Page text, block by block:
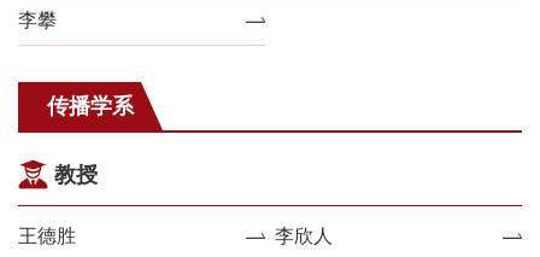
李攀
传播学系
教授
王德胜 李欣人